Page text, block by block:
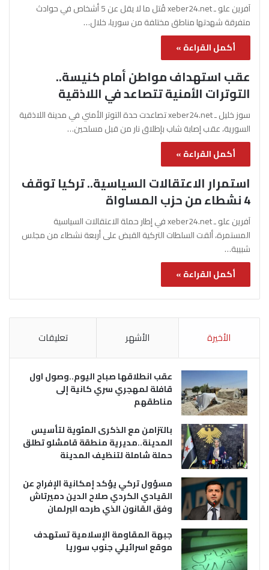
آفرين علو ـ xeber24.net قُتل ما لا يقل عن 5 أشخاص في حوادث
متفرقة شهدتها مناطق مختلفة من سوريا، خلال…
أكمل القراءة »
عقب استهداف مواطن أمام كنيسة..
التوترات الأمنية تتصاعد في اللاذقية
سوز خليل ـ xeber24.net تصاعدت حدة التوتر الأمني في مدينة اللاذقية
السورية، عقب إصابة شاب بإطلاق نار من قبل مسلحين…
أكمل القراءة »
استمرار الاعتقالات السياسية.. تركيا توقف
4 نشطاء من حزب المساواة
آفرين علو ـ xeber24.net في إطار حملة الاعتقالات السياسية
المستمرة، ألقت السلطات التركية القبض على أربعة نشطاء من مجلس
شبيبة…
أكمل القراءة »
الأخيرة الأشهر تعليقات
عقب انطلاقها صباح اليوم..وصول اول
قافلة لمهجري سري كانية إلى
مناطقهم
بالتزامن مع الذكرى المئوية لتأسيس
المدينة..مديرية منطقة قامشلو تطلق
حملة شاملة لتنظيف المدينة
مسؤول تركي يؤكد إمكانية الإفراج عن
القيادي الكردي صلاح الدين دميرتاش
وفق القانون الذي طرحه البرلمان
جبهة المقاومة الإسلامية تستهدف
موقع اسرائيلي جنوب سوريا